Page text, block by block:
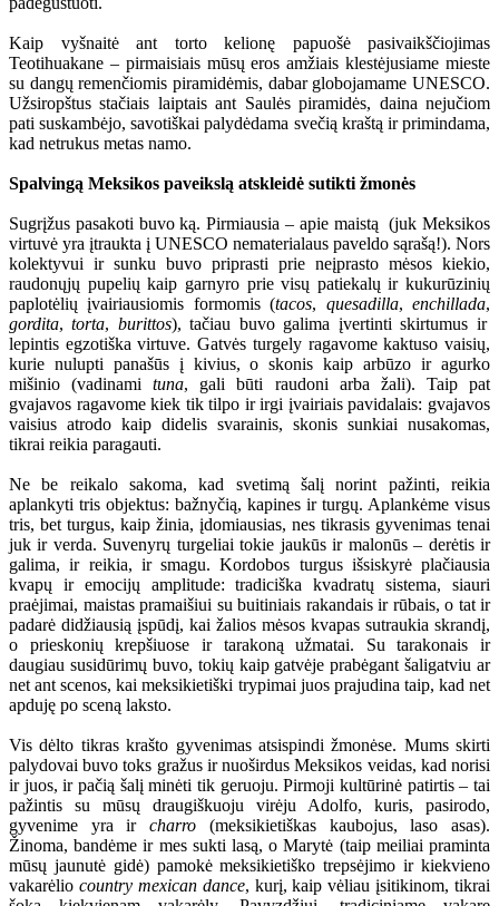
Kaip vyšnaitė ant torto kelionę papuošė pasivaikščiojimas
Teotihuakane – pirmaisiais mūsų eros amžiais klestėjusiame mieste
su dangų remenčiomis piramidėmis, dabar globojamame UNESCO.
Užsiropštus stačiais laiptais ant Saulės piramidės, daina nejučiom
pati suskambėjo, savotiškai palydėdama svečią kraštą ir primindama,
kad netrukus metas namo.
Spalvingą Meksikos paveikslą atskleidė sutikti žmonės
Sugrįžus pasakoti buvo ką. Pirmiausia – apie maistą (juk Meksikos
virtuvė yra įtraukta į UNESCO nematerialaus paveldo sąrašą!). Nors
kolektyvui ir sunku buvo priprasti prie neįprasto mėsos kiekio,
raudonųjų pupelių kaip garnyro prie visų patiekalų ir kukurūzinių
paplotėlių įvairiausiomis formomis (tacos, quesadilla, enchillada,
gordita, torta, burittos), tačiau buvo galima įvertinti skirtumus ir
lepintis egzotiška virtuve. Gatvės turgely ragavome kaktuso vaisių,
kurie nulupti panašūs į kivius, o skonis kaip arbūzo ir agurko
mišinio (vadinamituna, gali būti raudoni arba žali). Taip pat
gvajavos ragavome kiek tik tilpo ir irgi įvairiais pavidalais: gvajavos
vaisius atrodo kaip didelis svarainis, skonis sunkiai nusakomas,
tikrai reikia paragauti.
Ne be reikalo sakoma, kad svetimą šalį norint pažinti, reikia
aplankyti tris objektus: bažnyčią, kapines ir turgų. Aplankėme visus
tris, bet turgus, kaip žinia, įdomiausias, nes tikrasis gyvenimas tenai
juk ir verda. Suvenyrų turgeliai tokie jaukūs ir malonūs– derėtis ir
galima, ir reikia, ir smagu. Kordobos turgus išsiskyrė plačiausia
kvapų ir emocijų amplitude: tradiciška kvadratų sistema, siauri
praėjimai, maistas pramaišiui su buitiniais rakandais ir rūbais, o tat ir
padarė didžiausią įspūdį, kai žalios mėsos kvapas sutraukia skrandį,
o prieskonių krepšiuose ir tarakoną užmatai. Su tarakonais ir
daugiau susidūrimų buvo, tokių kaip gatvėje prabėgant šaligatviu ar
net ant scenos, kai meksikietiški trypimai juos prajudina taip, kad net
apduję po sceną laksto.
Vis dėlto tikras krašto gyvenimas atsispindi žmonėse. Mums skirti
palydovai buvo toks gražus ir nuoširdus Meksikos veidas, kad norisi
ir juos, ir pačią šalį minėti tik geruoju. Pirmoji kultūrinė patirtis – tai
pažintis su mūsų draugiškuoju virėju Adolfo, kuris, pasirodo,
gyvenime yra ircharro (meksikietiškas kaubojus, laso asas).
Žinoma, bandėme ir mes sukti lasą, o Marytė (taip meiliai praminta
mūsų jaunutė gidė) pamokė meksikietiško trepsėjimo ir kiekvieno
vakarėlio country mexican dance, kurį, kaip vėliau įsitikinom, tikrai